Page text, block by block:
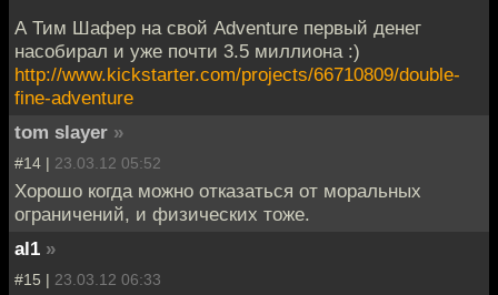
А Тим Шафер на свой Adventure первый денег
насобирал и уже почти 3.5 миллиона :)
http://www.kickstarter.com/projects/66710809/double-
fine-adventure
tom slayer »
#14 | 23.03.12 05:52
Хорошо когда можно отказаться от моральных
ограничений, и физических тоже.
al1 »
#15 | 23.03.12 06:33